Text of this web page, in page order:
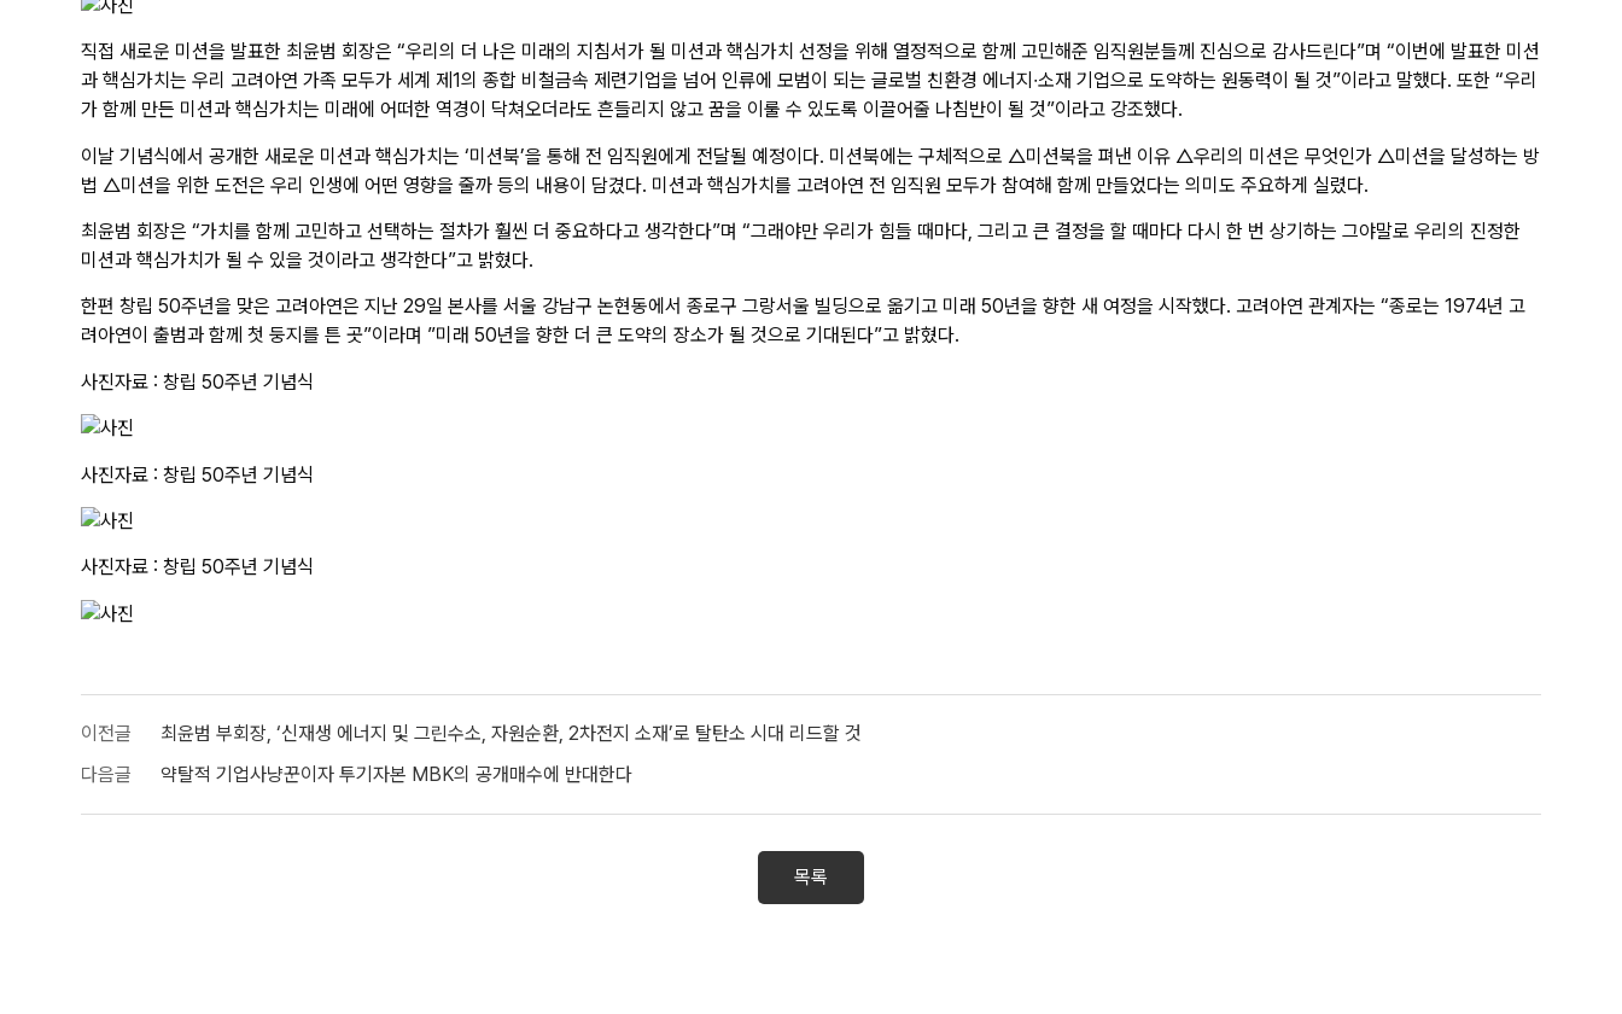
직접 새로운 미션을 발표한 최윤범 회장은 “우리의 더 나은 미래의 지침서가 될 미션과 핵심가치 선정을 위해 열정적으로 함께 고민해준 임직원분들께 진심으로 감사드린다”며 “이번에 발표한 미션
과 핵심가치는 우리 고려아연 가족 모두가 세계 제1의 종합 비철금속 제련기업을 넘어 인류에 모범이 되는 글로벌 친환경 에너지∙소재 기업으로 도약하는 원동력이 될 것”이라고 말했다. 또한 “우리
가 함께 만든 미션과 핵심가치는 미래에 어떠한 역경이 닥쳐오더라도 흔들리지 않고 꿈을 이룰 수 있도록 이끌어줄 나침반이 될 것”이라고 강조했다.
이날 기념식에서 공개한 새로운 미션과 핵심가치는 ‘미션북’을 통해 전 임직원에게 전달될 예정이다. 미션북에는 구체적으로 △미션북을 펴낸 이유 △우리의 미션은 무엇인가 △미션을 달성하는 방
법 △미션을 위한 도전은 우리 인생에 어떤 영향을 줄까 등의 내용이 담겼다. 미션과 핵심가치를 고려아연 전 임직원 모두가 참여해 함께 만들었다는 의미도 주요하게 실렸다.
최윤범 회장은 “가치를 함께 고민하고 선택하는 절차가 훨씬 더 중요하다고 생각한다”며 “그래야만 우리가 힘들 때마다, 그리고 큰 결정을 할 때마다 다시 한 번 상기하는 그야말로 우리의 진정한
미션과 핵심가치가 될 수 있을 것이라고 생각한다”고 밝혔다.
한편 창립 50주년을 맞은 고려아연은 지난 29일 본사를 서울 강남구 논현동에서 종로구 그랑서울 빌딩으로 옮기고 미래 50년을 향한 새 여정을 시작했다. 고려아연 관계자는 “종로는 1974년 고
려아연이 출범과 함께 첫 둥지를 튼 곳”이라며 ”미래 50년을 향한 더 큰 도약의 장소가 될 것으로 기대된다”고 밝혔다.
사진자료 : 창립 50주년 기념식
사진자료 : 창립 50주년 기념식
사진자료 : 창립 50주년 기념식
이전글
최윤범 부회장, ‘신재생 에너지 및 그린수소, 자원순환, 2차전지 소재’로 탈탄소 시대 리드할 것
다음글
약탈적 기업사냥꾼이자 투기자본 MBK의 공개매수에 반대한다
목록